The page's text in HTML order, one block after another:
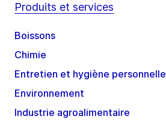
Produits et services
Boissons
Chimie
Entretien et hygiène personnelle
Environnement
Industrie agroalimentaire